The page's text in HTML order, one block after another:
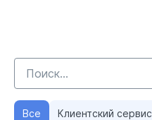
Все Клиентский сервис